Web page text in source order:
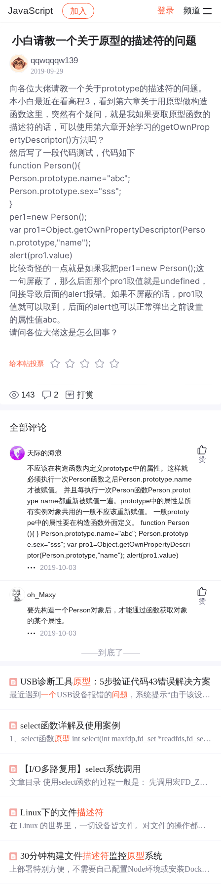
JavaScript 加入 登录 频道
社区 JavaScript 帖子详情
小白请教一个关于原型的描述符的问题
qqwqqqw139
2019-09-29
向各位大佬请教一个关于prototype的描述符的问题。
本小白最近在看高程3，看到第六章关于用原型做构造
函数这里，突然有个疑问，就是我如果要取原型函数的
描述符的话，可以使用第六章开始学习的getOwnProp
ertyDescriptor()方法吗？
然后写了一段代码测试，代码如下
function Person(){
Person.prototype.name="abc";
Person.prototype.sex="sss";
}
per1=new Person();
var pro1=Object.getOwnPropertyDescriptor(Perso
n.prototype,"name");
alert(pro1.value)
比较奇怪的一点就是如果我把per1=new Person();这
一句屏蔽了，那么后面那个pro1取值就是undefined，
间接导致后面的alert报错。如果不屏蔽的话，pro1取
值就可以取到，后面的alert也可以正常弹出之前设置
的属性值abc。
请问各位大佬这是怎么回事？
给本帖投票
143 2 打赏
全部评论
天际的海浪
不应该在构造函数内定义prototype中的属性。这样就
必须执行一次Person函数之后Person.prototype.name
才被赋值。 并且每执行一次Person函数Person.protot
ype.name都重新被赋值一遍。prototype中的属性是所
有实例对象共用的一般不应该重新赋值。 一般prototy
pe中的属性要在构造函数外面定义。 function Person
(){ } Person.prototype.name="abc"; Person.prototyp
e.sex="sss"; var pro1=Object.getOwnPropertyDescri
ptor(Person.prototype,"name"); alert(pro1.value)
2019-10-03
赞
oh_Maxy
要先构造一个Person对象后，才能通过函数获取对象
的某个属性。
2019-10-03
赞
——到底了——
USB诊断工具原型 ：5步验证代码43错误解决方案
最近遇到一个USB设备报错的问题 ，系统提示“由于该设备
（MVP）来验证解决方案。首先明确目标：快速验证解决
方案的有效性，而不是开发一个完整的商业产品。因此，
快速 原型的方法来验证你的思路。为了便于测试和用户反
馈，我用PyQt搭建了一个简单的UI界面。：记录检测和修
复的过程，便于后续分析。
select函数详解及使用案例
1、select函数原型 int select(int maxfdp,fd_set *readfds,fd_set *
最大文件描述符值+1 readfds——传入传出参数，select调用
时传入要监听的可读文件描述符集合，select返回时传出发
【I/O多路复用】select系统调用
文章目录 使用select函数的过程一般是： 先调用宏FD_ZER
后用宏FD_ISSET检查某个fd在函数select调用后，相应位是
否仍然为1。 ...
Linux下的文件描述符
在 Linux 的世界里，一切设备皆文件。对文件的操作都是
相当于非负的索引。**我们可以通过文件描述符
的文件。Linux进程会默认打开三个文件描述符：文件描述
30分钟构建文件描述符监控原型系统
上部署特别方便，不需要自己配置Node环境或安装Docke